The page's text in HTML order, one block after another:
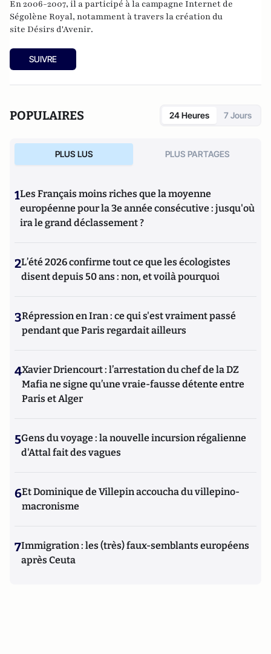
En 2006-2007, il a participé à la campagne Internet de
Ségolène Royal, notamment à travers la création du
site Désirs d'Avenir.
SUIVRE
POPULAIRES 24 Heures 7 Jours
PLUS LUS PLUS PARTAGES
1Les Français moins riches que la moyenne
européenne pour la 3e année consécutive : jusqu'où
ira le grand déclassement ?
2L’été 2026 confirme tout ce que les écologistes
disent depuis 50 ans : non, et voilà pourquoi
3Répression en Iran : ce qui s'est vraiment passé
pendant que Paris regardait ailleurs
4Xavier Driencourt : l’arrestation du chef de la DZ
Mafia ne signe qu’une vraie-fausse détente entre
Paris et Alger
5Gens du voyage : la nouvelle incursion régalienne
d'Attal fait des vagues
6Et Dominique de Villepin accoucha du villepino-
macronisme
7Immigration : les (très) faux-semblants européens
après Ceuta